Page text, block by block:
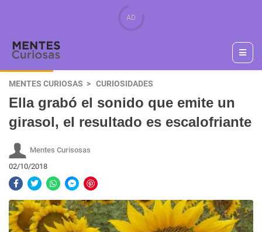
MENTES CURIOSAS CURIOSIDADES
Ella grabó el sonido que emite un
girasol, el resultado es escalofriante
Mentes Curisosas
02/10/2018